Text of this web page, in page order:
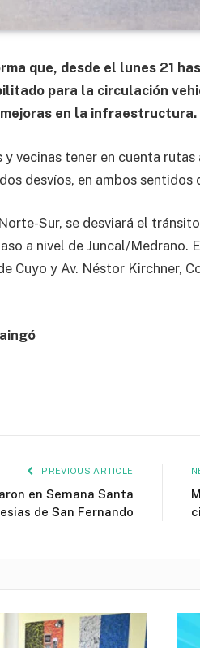
que, desde el lunes 21
para la circulación
en la infraestructura.
y vecinas tener en cuenta
desvíos, en ambos sentidos
Sur, se desviará el
a nivel de Juncal/
Cuyo y Av. Néstor Kirchner,
PREVIOUS ARTICLE
en Semana Santa
de San Fernando